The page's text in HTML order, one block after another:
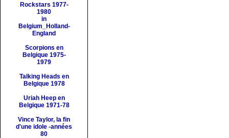
Rockstars 1977-
1980
in
Belgium_Holland-
England
Scorpions en
Belgique 1975-
1979
Talking Heads en
Belgique 1978
Uriah Heep en
Belgique 1971-78
Vince Taylor, la fin
d'une idole -années
80